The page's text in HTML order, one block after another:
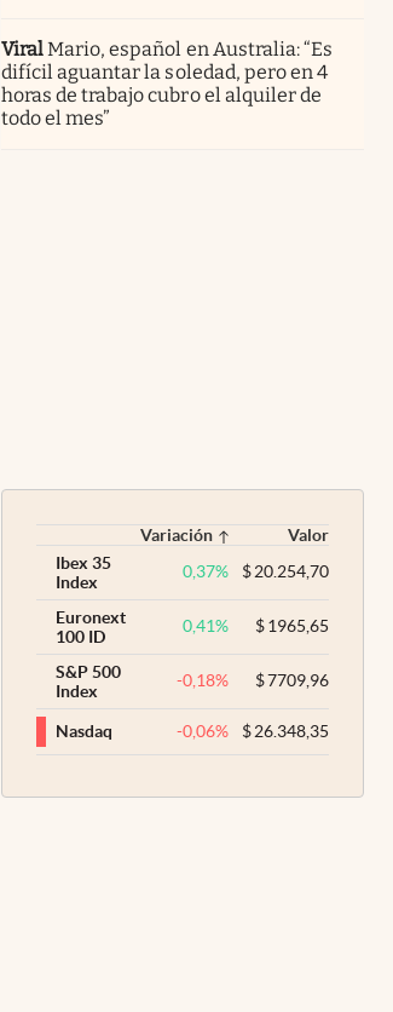
ViralMario, español en Australia: “Es
difícil aguantar la soledad, pero en 4
horas de trabajo cubro el alquiler de
todo el mes”
Variación
Valor
Ibex 35
Index
0,37% $20.254,70
Euronext
100 ID
0,41% $1965,65
S&P 500
Index
-0,18% $7709,96
Nasdaq -0,06% $26.348,35